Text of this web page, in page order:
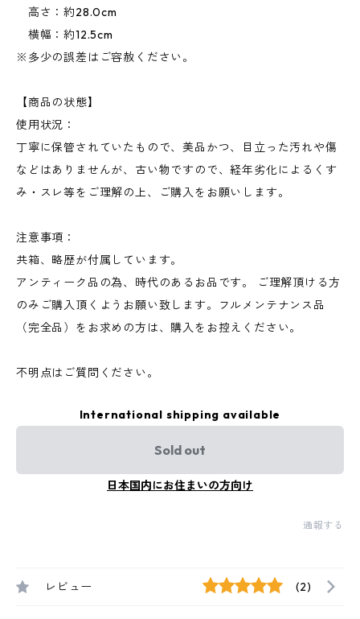
高さ：約28.0cm
横幅：約12.5cm
※多少の誤差はご容赦ください。
【商品の状態】
使用状況：
丁寧に保管されていたもので、美品かつ、目立った汚れや傷
などはありませんが、古い物ですので、経年劣化によるくす
み・スレ等をご理解の上、ご購入をお願いします。
注意事項：
共箱、略歴が付属しています。
アンティーク品の為、時代のあるお品です。 ご理解頂ける方
のみご購入頂くようお願い致します。フルメンテナンス品
（完全品）をお求めの方は、購入をお控えください。
不明点はご質問ください。
International shipping available
Sold out
日本国内にお住まいの方向け
通報する
レビュー (2)